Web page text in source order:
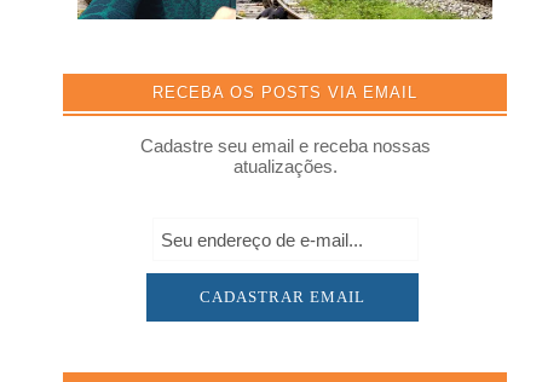
RECEBA OS POSTS VIA EMAIL
Cadastre seu email e receba nossas
atualizações.